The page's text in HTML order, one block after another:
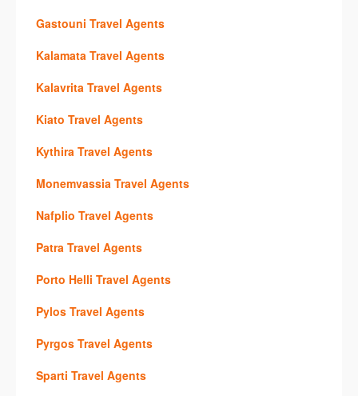
Gastouni Travel Agents
Kalamata Travel Agents
Kalavrita Travel Agents
Kiato Travel Agents
Kythira Travel Agents
Monemvassia Travel Agents
Nafplio Travel Agents
Patra Travel Agents
Porto Helli Travel Agents
Pylos Travel Agents
Pyrgos Travel Agents
Sparti Travel Agents